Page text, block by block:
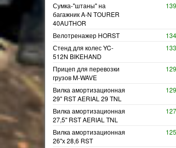
Сумка-"штаны" на
багажник A-N TOURER
40AUTHOR
Велотренажер HORST
Стенд для колес YC-
512N BIKEHAND
Прицеп для перевозки
грузов M-WAVE
Вилка амортизационная
29" RST AERIAL 29 TNL
Вилка амортизационная
27,5" RST AERIAL TNL
Вилка амортизационная
26"х 28,6 RST